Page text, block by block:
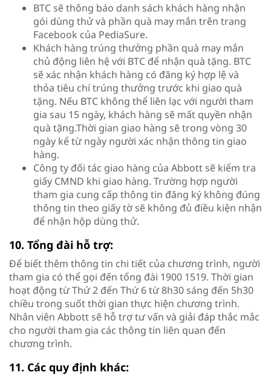
BTC sẽ thông báo danh sách khách hàng nhận
gói dùng thử và phần quà may mắn trên trang
Facebook của PediaSure.
Khách hàng trúng thưởng phần quà may mắn
chủ động liên hệ với BTC để nhận quà tặng. BTC
sẽ xác nhận khách hàng có đăng ký hợp lệ và
thỏa tiêu chí trúng thưởng trước khi giao quà
tặng. Nếu BTC không thể liên lạc với người tham
gia sau 15 ngày, khách hàng sẽ mất quyền nhận
quà tặng.Thời gian giao hàng sẽ trong vòng 30
ngày kể từ ngày người xác nhận thông tin giao
hàng.
Công ty đối tác giao hàng của Abbott sẽ kiểm tra
giấy CMND khi giao hàng. Trường hợp người
tham gia cung cấp thông tin đăng ký không đúng
thông tin theo giấy tờ sẽ không đủ điều kiện nhận
để nhận hộp dùng thử.
10. Tổng đài hỗ trợ:
Để biết thêm thông tin chi tiết của chương trình, người
tham gia có thể gọi đến tổng đài 1900 1519. Thời gian
hoạt động từ Thứ 2 đến Thứ 6 từ 8h30 sáng đến 5h30
chiều trong suốt thời gian thực hiện chương trình.
Nhân viên Abbott sẽ hỗ trợ tư vấn và giải đáp thắc mắc
cho người tham gia các thông tin liên quan đến
chương trình.
11. Các quy định khác: